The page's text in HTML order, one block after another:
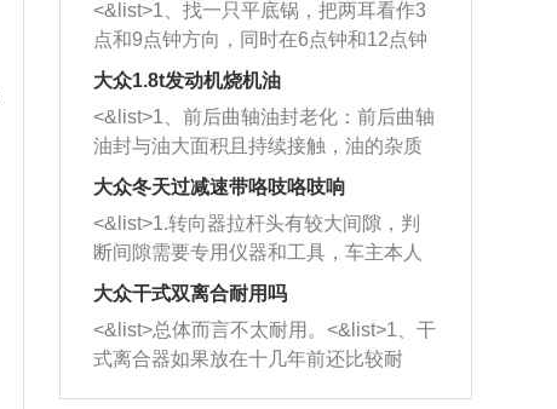
施。 <&list>2、直接利用木棍将所有的
杂物推到排气管里面的位置处，然后将
三元催化器拆解开，就可以将堵塞的东
西取出来。但如果是因为积碳过多引起
的堵塞，就需要将三元催化器泡在草酸
洗剂对堵塞的情况得到解决，将清洗剂
放在燃油箱中，与燃油混合后，车辆启
动时，就可以和汽油一起进入到燃烧
室，最后形成废气排出，就可以让三元
催化器得到清洗，排气管堵塞的情况就
能够得到解决。
<&list>1、找一只平底锅，把两耳看作3
点和9点钟方向，同时在6点钟和12点钟
方向做一个标记。 <&list>2、双手握住
一圈半的练习，往右同样也要打相同的
圈数。 <&list>3、最后强调要反复练
习，这样就可以形成肌肉记忆，在真实
驾驶车辆时，不需要记忆也能打好方
向。
大众1.8t发动机烧机油
<&list>1、前后曲轴油封老化：前后曲轴
油封与油大面积且持续接触，油的杂质
和发动机内持续温度变化使其密封效果
逐渐减弱，导致渗油或漏油。<&list>2、
活塞间隙过大：积碳会使活塞环与缸体
的间隙扩大，导致机油流入燃烧室中，
造成烧机油。<&list>3、机油粘度。使用
机油粘度过小的话，同样会有烧机油现
象，机油粘度过小具有很好的流动性，
大众冬天过减速带咯吱咯吱响
<&list>1.转向器拉杆头有较大间隙，判
断间隙需要专用仪器和工具，车主本人
无法制作，需要将车辆送到修理厂或4s
店；<&list>2.车辆半轴套管防尘罩破
裂，破裂后会出现漏油现象，使半轴磨
损严重，磨损的半轴容易损坏，产生异
响；<&list>3.稳定器的转向胶套和球头
大众干式双离合耐用吗
<&list>总体而言不太耐用。<&list>1、干
式离合器如果放在十几年前还比较耐